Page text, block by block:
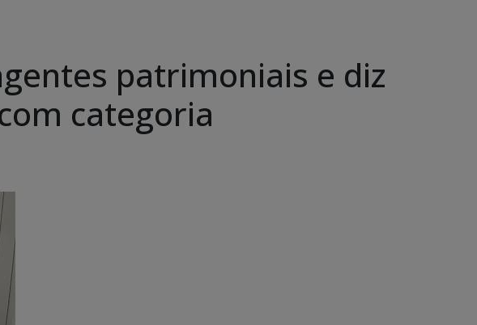
patrimoniais e diz
categoria